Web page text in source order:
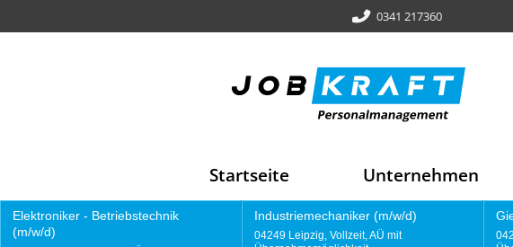
0341 217360
Startseite Unternehmen
Industriemechaniker (m/w/d)
04249 Leipzig, Vollzeit, AÜ mit
Gießereimitarbeiter
04249 Leipzig, Vollzeit, AÜ mit